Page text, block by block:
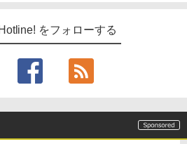
をフォローする